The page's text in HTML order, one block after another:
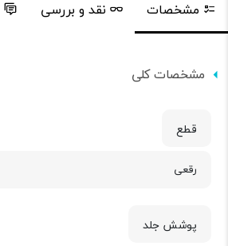
مشخصات نقد و بررسی
مشخصات کلی
قطع
رقعی
پوشش جلد